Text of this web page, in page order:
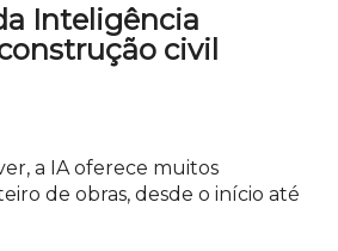
Inteligência
civil
a IA oferece muitos
de obras, desde o início até